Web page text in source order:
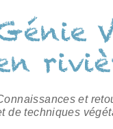
et
de techniques